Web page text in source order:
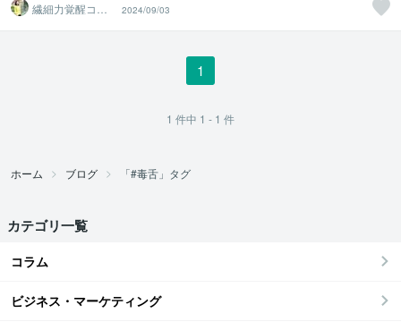
繊細力覚醒コー
チ さわてぃ
2024/09/03
1
1 件中 1 - 1 件
ホーム ブログ 「#毒舌」タグ
カテゴリ一覧
コラム
ビジネス・マーケティング